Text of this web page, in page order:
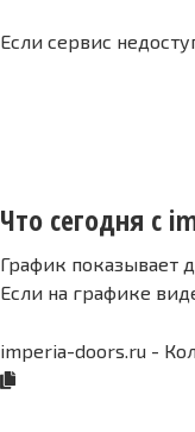
Если сервис
Что сегодня с
График показывает
Если на графике
imperia-doors.ru -